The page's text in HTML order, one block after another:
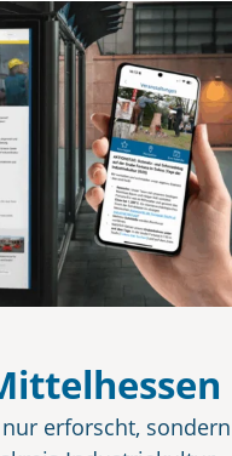
erforscht, sondern